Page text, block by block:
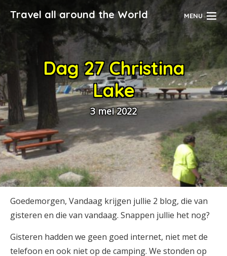
Travel all around the World MENU
Dag 27 Christina
Lake
3 mei 2022
Goedemorgen, Vandaag krijgen jullie 2 blog, die van
gisteren en die van vandaag. Snappen jullie het nog?
Gisteren hadden we geen goed internet, niet met de
telefoon en ook niet op de camping. We stonden op